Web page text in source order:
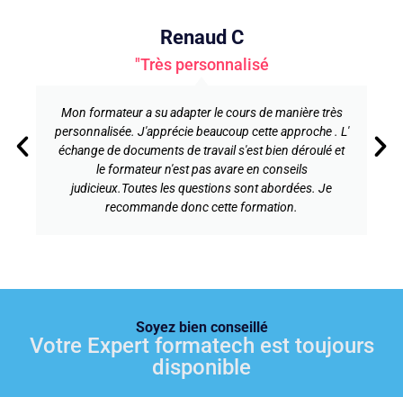
Mon formateur a su adapter le cours de manière très
personnalisée. J'apprécie beaucoup cette approche . L'
échange de documents de travail s'est bien déroulé et
le formateur n'est pas avare en conseils
judicieux.Toutes les questions sont abordées. Je
recommande donc cette formation.
Renaud C
"Très personnalisé
Soyez bien conseillé
Votre Expert formatech est toujours
disponible